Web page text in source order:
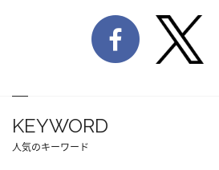
KEYWORD
人気のキーワード